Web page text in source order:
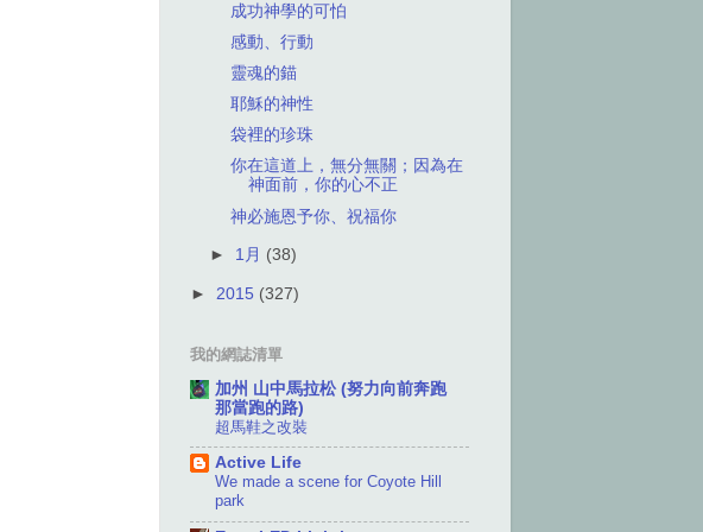
成功神學的可怕
感動、行動
靈魂的錨
耶穌的神性
袋裡的珍珠
你在這道上，無分無關；因為在
神面前，你的心不正
神必施恩予你、祝福你
► 1月 (38)
► 2015 (327)
我的網誌清單
加州 山中馬拉松 (努力向前奔跑
那當跑的路)
超馬鞋之改裝
Active Life
We made a scene for Coyote Hill
park